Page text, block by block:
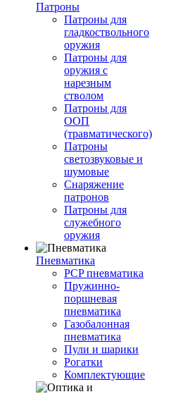
Патроны
Патроны для
гладкоствольного
оружия
Патроны для
оружия с
нарезным
стволом
Патроны для
ООП
(травматического)
Патроны
светозвуковые и
шумовые
Снаряжение
патронов
Патроны для
служебного
оружия
Пневматика
PCP пневматика
Пружинно-
поршневая
пневматика
Газобалонная
пневматика
Пули и шарики
Рогатки
Комплектующие